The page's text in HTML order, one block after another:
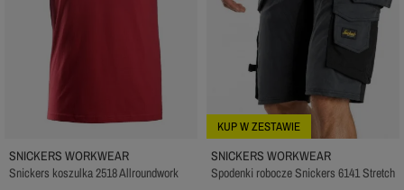
SNICKERS WORKWEAR
Snickers koszulka 2518 Allroundwork
KUP W ZESTAWIE
SNICKERS WORKWEAR
Spodenki robocze Snickers 6141 Stretch